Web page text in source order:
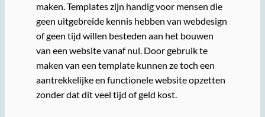
maken. Templates zijn handig voor mensen die
geen uitgebreide kennis hebben van webdesign
of geen tijd willen besteden aan het bouwen
van een website vanaf nul. Door gebruik te
maken van een template kunnen ze toch een
aantrekkelijke en functionele website opzetten
zonder dat dit veel tijd of geld kost.